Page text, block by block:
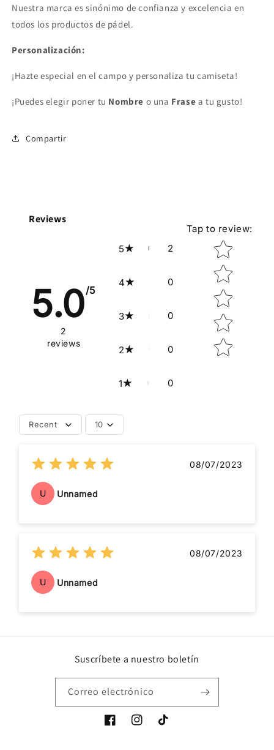
Nuestra marca es sinónimo de confianza y excelencia en
todos los productos de pádel.
Personalización:
¡Hazte especial en el campo y personaliza tu camiseta!
¡Puedes elegir poner tu Nombre o una Frase a tu gusto!
Compartir
Reviews
5.0/5
2
reviews
5 2
4 0
3 0
2 0
1 0
Tap to review:
Star rating
Recent 10
08/07/2023
U Unnamed
08/07/2023
U Unnamed
Suscríbete a nuestro boletín
Correo electrónico
FacebookInstagramTikTok